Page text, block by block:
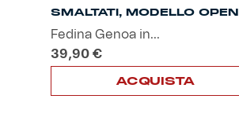
SMALTATI, MODELLO OPEN
Fedina Genoa in...
39,90 €
ACQUISTA